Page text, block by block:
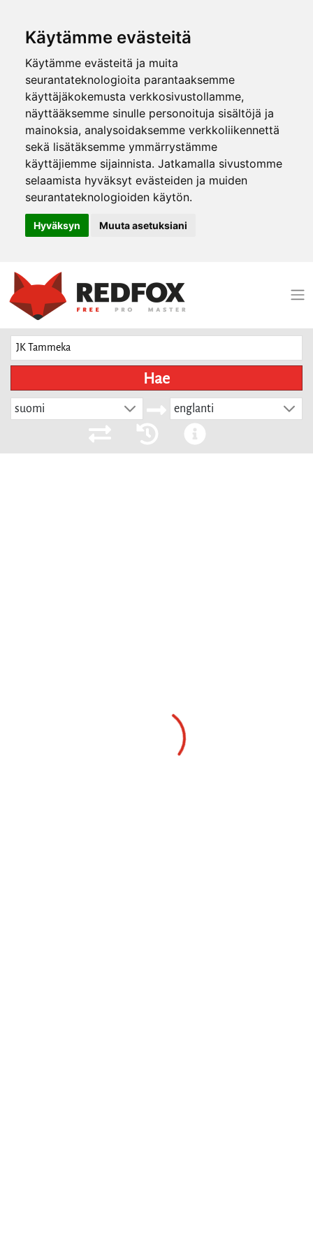
Käytämme evästeitä
Käytämme evästeitä ja muita
seurantateknologioita parantaaksemme
käyttäjäkokemusta verkkosivustollamme,
näyttääksemme sinulle personoituja sisältöjä ja
mainoksia, analysoidaksemme verkkoliikennettä
sekä lisätäksemme ymmärrystämme
käyttäjiemme sijainnista. Jatkamalla sivustomme
selaamista hyväksyt evästeiden ja muiden
seurantateknologioiden käytön.
Hyväksyn Muuta asetuksiani
Hae
suomi englanti